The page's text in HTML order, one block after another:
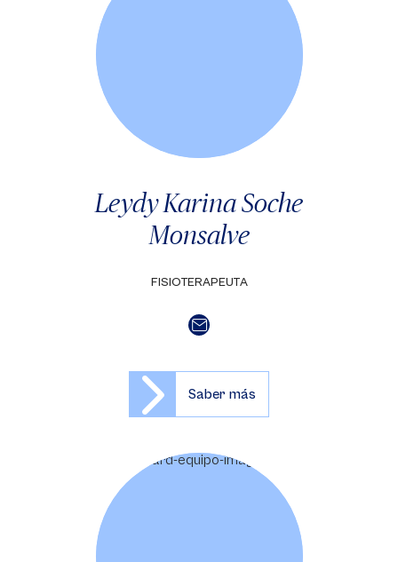
Leydy Karina Soche
Monsalve
FISIOTERAPEUTA
Saber más